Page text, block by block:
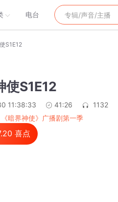
电台
S1E12
使S1E12
11:38:33 41:26
1132
《暗界神使》广播剧第一季
喜点